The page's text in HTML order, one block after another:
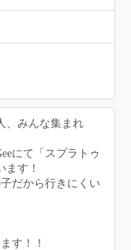
、みんな集まれ
にて「スプラトゥ
ます！
だから行きにくい
す！！